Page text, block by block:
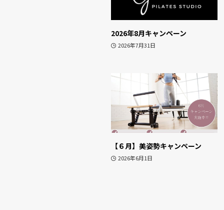
2026年8月キャンペーン
2026年7月31日
【６月】美姿勢キャンペーン
2026年6月1日